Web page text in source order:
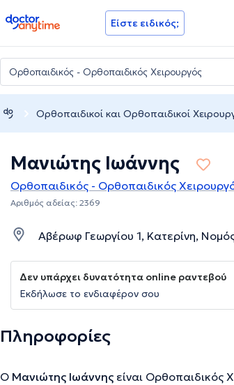
doctoranytime Είστε ειδικός;
Ορθοπαιδικοί και Ορθοπαιδικοί
Μανιώτης Ιωάννης
Ορθοπαιδικός - Ορθοπαιδικός
Αριθμός αδείας: 2369
Αβέρωφ Γεωργίου 1, Κατερίνη,
Δεν υπάρχει δυνατότητα online ραντεβού
Εκδήλωσε το ενδιαφέρον σου
Πληροφορίες
Ο Μανιώτης Ιωάννης είναι Ορθοπαιδικός